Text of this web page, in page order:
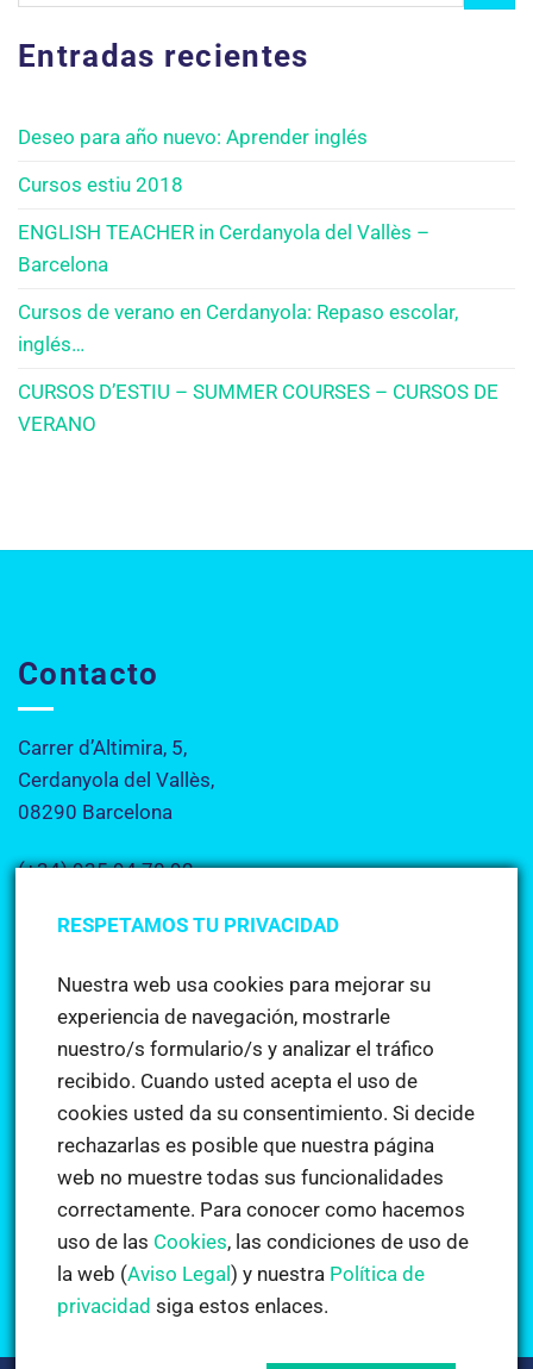
Entradas recientes
Deseo para año nuevo: Aprender inglés
Cursos estiu 2018
ENGLISH TEACHER in Cerdanyola del Vallès –
Barcelona
Cursos de verano en Cerdanyola: Repaso escolar,
inglés…
CURSOS D’ESTIU – SUMMER COURSES – CURSOS DE
VERANO
Contacto
Carrer d’Altimira, 5,
Cerdanyola del Vallès,
08290 Barcelona
(+34) 935 94 70 92
Dónde estamos
Noticias
Deseo para año nuevo: Aprender inglés
Comentarios desactivadosen
Deseo
año
nuevo:
Cursos estiu 2018
Comentarios desactivados
en
2018
RESPETAMOS TU PRIVACIDAD
Nuestra web usa cookies para mejorar su
experiencia de navegación, mostrarle
nuestro/s formulario/s y analizar el tráfico
recibido. Cuando usted acepta el uso de
cookies usted da su consentimiento. Si decide
rechazarlas es posible que nuestra página
web no muestre todas sus funcionalidades
correctamente. Para conocer como hacemos
uso de las Cookies, las condiciones de uso de
la web (Aviso Legal) y nuestra Política de
privacidad siga estos enlaces.